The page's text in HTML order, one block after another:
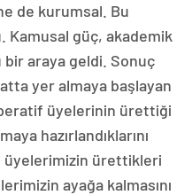
de kurumsal. Bu
Kamusal güç, akademik
bir araya geldi. Sonuç
yer almaya başlayan
üyelerinin ürettiği
hazırlandıklarını
üyelerimizin ürettikleri
ayağa kalmasını